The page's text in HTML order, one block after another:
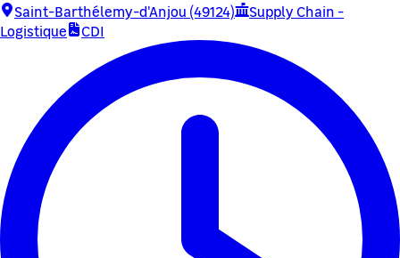
Saint-Barthélemy-d'Anjou (49124)
Supply Chain -
Logistique
CDI